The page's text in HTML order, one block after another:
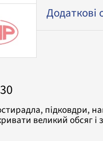
Додаткові
підковдри,
великий обсяг і